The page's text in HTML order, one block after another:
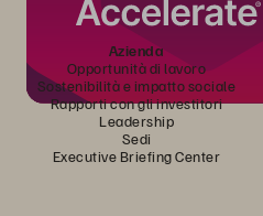
Azienda
Opportunità di lavoro
Sostenibilità e impatto sociale
Rapporti con gli investitori
Leadership
Sedi
Executive Briefing Center